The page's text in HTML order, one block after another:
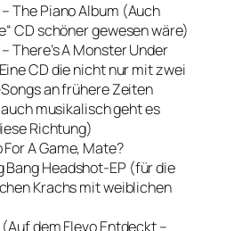
– The Piano Album (Auch
CD schöner gewesen wäre)
– There’s A Monster Under
CD die nicht nur mit zwei
an frühere Zeiten
musikalisch geht es
Richtung)
For A Game, Mate?
Bang Headshot-EP (für die
Krachs mit weiblichen
dem Flevo Entdeckt –